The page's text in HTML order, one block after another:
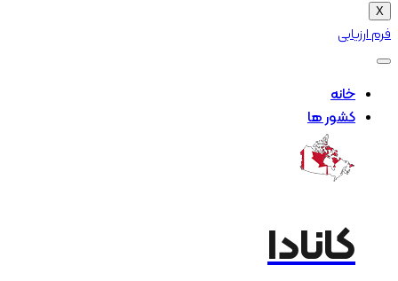
X
فرم ارزیابی
خانه
کشور ها
کانادا